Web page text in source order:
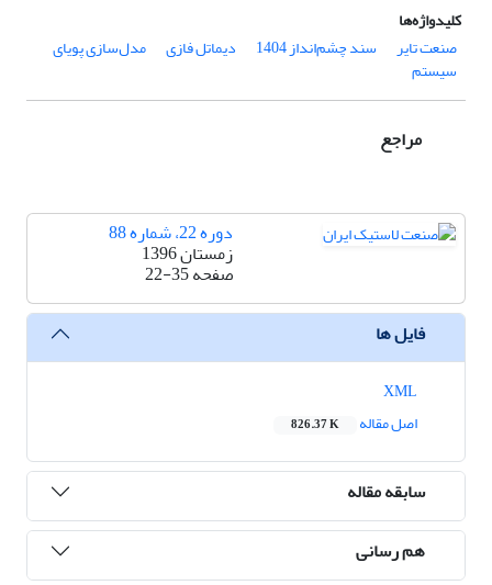
کلیدواژه‌ها
صنعت تایر
سند چشم‌انداز 1404 دیماتل فازی مدل‌سازی پویای
سیستم
مراجع
دوره 22، شماره 88
زمستان 1396
صفحه22-35
فایل ها
اصل مقاله
826.37 K
سابقه مقاله
هم رسانی